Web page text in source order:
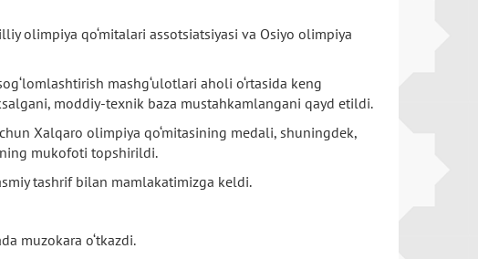
olimpiya qo‘mitalari assotsiatsiyasi va Osiyo olimpiya
mashg‘ulotlari aholi o‘rtasida keng
moddiy-texnik baza mustahkamlangani qayd etildi.
Xalqaro olimpiya qo‘mitasining medali, shuningdek,
mukofoti topshirildi.
tashrif bilan mamlakatimizga keldi.
muzokara o‘tkazdi.